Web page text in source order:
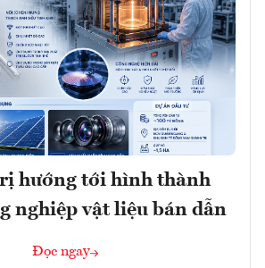
hướng tới hình thành
nghiệp vật liệu bán dẫn
Đọc ngay